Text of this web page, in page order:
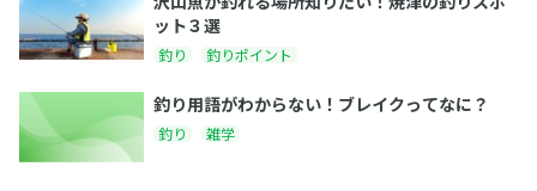
ット３選
釣り 釣りポイント
釣り用語がわからない！ブレイクってなに？
釣り 雑学